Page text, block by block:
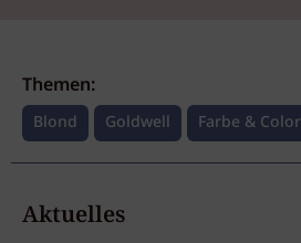
Themen:
Blond Goldwell Farbe & Color
Aktuelles